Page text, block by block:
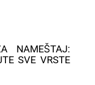
NAMEŠTAJ:
SVE VRSTE